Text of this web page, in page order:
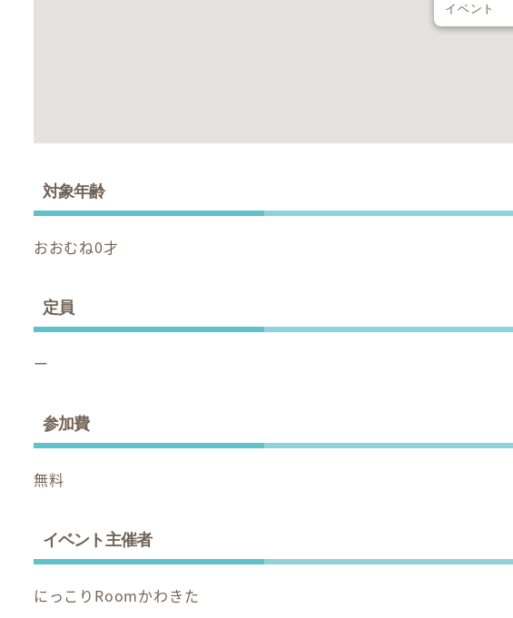
イベント
対象年齢
おおむね0才
定員
ー
参加費
無料
イベント主催者
にっこりRoomかわきた